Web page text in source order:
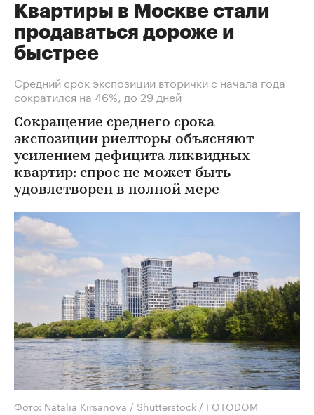
Квартиры в Москве стали
продаваться дороже и
быстрее
Средний срок экспозиции вторички с начала года
сократился на 46%, до 29 дней
Сокращение среднего срока
экспозиции риелторы объясняют
усилением дефицита ликвидных
квартир: спрос не может быть
удовлетворен в полной мере
Фото: Natalia Kirsanova / Shutterstock / FOTODOM